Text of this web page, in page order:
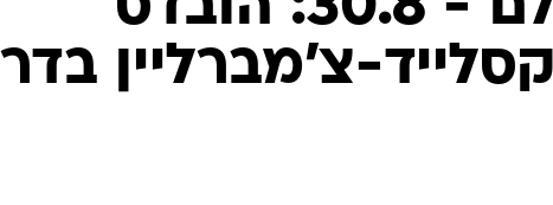
ענפים נוספים
לוח שידורים צ'מברליין